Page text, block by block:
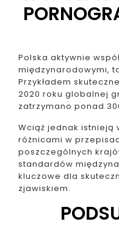
Polska aktywnie
międzynarodowymi,
Przykładem
2020 roku globalnej
zatrzymano ponad
Wciąż jednak istnieją
różnicami w
poszczególnych
standardów
kluczowe dla
zjawiskiem.